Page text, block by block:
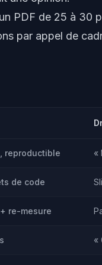
PDF de 25 à 30
par appel de
reproductible «
de code
re-mesure
«